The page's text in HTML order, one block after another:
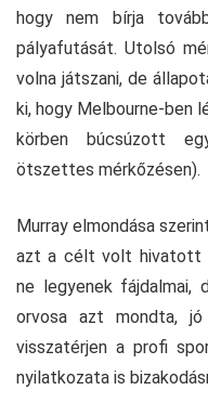
hogy nem bírja
pályafutását. Utolsó
volna játszani, de
ki, hogy Melbourne-ben
körben búcsúzott
ötszettes mérkőzésen).
Murray elmondása
azt a célt volt hivatott
ne legyenek fájdalmai,
orvosa azt mondta,
visszatérjen a profi
nyilatkozata is